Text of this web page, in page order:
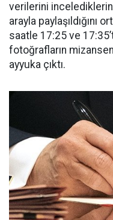
verilerini
arayla paylaşıldığını
saatle 17:25 ve
fotoğrafların
ayyuka çıktı.